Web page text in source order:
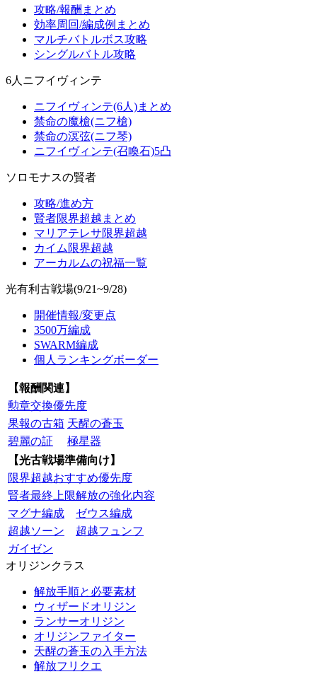
攻略/報酬まとめ
効率周回/編成例まとめ
マルチバトルボス攻略
シングルバトル攻略
6人ニフイヴィンテ
ニフイヴィンテ(6人)まとめ
禁命の魔槍(ニフ槍)
禁命の溟弦(ニフ琴)
ニフイヴィンテ(召喚石)5凸
ソロモナスの賢者
攻略/進め方
賢者限界超越まとめ
マリアテレサ限界超越
カイム限界超越
アーカルムの祝福一覧
光有利古戦場(9/21~9/28)
開催情報/変更点
3500万編成
SWARM編成
個人ランキングボーダー
【報酬関連】
勲章交換優先度
果報の古箱 天醒の蒼玉
碧麗の証
極星器
【光古戦場準備向け】
限界超越おすすめ優先度
賢者最終上限解放の強化内容
マグナ編成
ゼウス編成
超越ソーン
超越フュンフ
ガイゼン
オリジンクラス
解放手順と必要素材
ウィザードオリジン
ランサーオリジン
オリジンファイター
天醒の蒼玉の入手方法
解放フリクエ